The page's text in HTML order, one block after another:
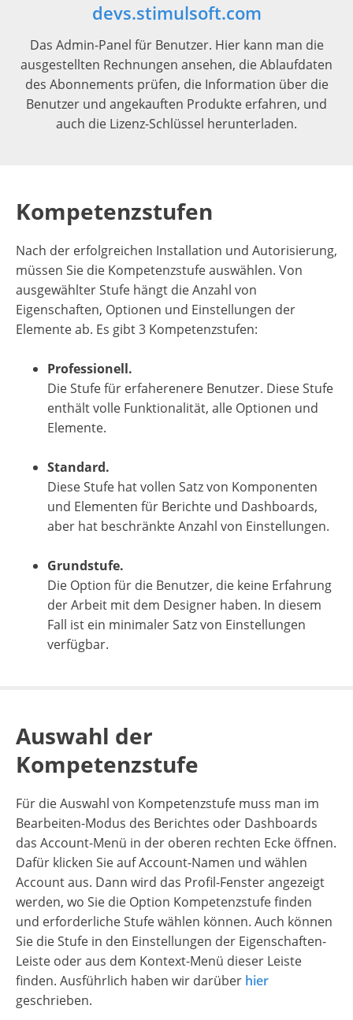
devs.stimulsoft.com
Das Admin-Panel für Benutzer. Hier kann man die
ausgestellten Rechnungen ansehen, die Ablaufdaten
des Abonnements prüfen, die Information über die
Benutzer und angekauften Produkte erfahren, und
auch die Lizenz-Schlüssel herunterladen.
Kompetenzstufen
Nach der erfolgreichen Installation und Autorisierung,
müssen Sie die Kompetenzstufe auswählen. Von
ausgewählter Stufe hängt die Anzahl von
Eigenschaften, Optionen und Einstellungen der
Elemente ab. Es gibt 3 Kompetenzstufen:
Professionell.
Die Stufe für erfaherenere Benutzer. Diese Stufe
enthält volle Funktionalität, alle Optionen und
Elemente.
Standard.
Diese Stufe hat vollen Satz von Komponenten
und Elementen für Berichte und Dashboards,
aber hat beschränkte Anzahl von Einstellungen.
Grundstufe.
Die Option für die Benutzer, die keine Erfahrung
der Arbeit mit dem Designer haben. In diesem
Fall ist ein minimaler Satz von Einstellungen
verfügbar.
Auswahl der
Kompetenzstufe
Für die Auswahl von Kompetenzstufe muss man im
Bearbeiten-Modus des Berichtes oder Dashboards
das Account-Menü in der oberen rechten Ecke öffnen.
Dafür klicken Sie auf Account-Namen und wählen
Account aus. Dann wird das Profil-Fenster angezeigt
werden, wo Sie die Option Kompetenzstufe finden
und erforderliche Stufe wählen können. Auch können
Sie die Stufe in den Einstellungen der Eigenschaften-
Leiste oder aus dem Kontext-Menü dieser Leiste
finden. Ausführlich haben wir darüber hier
geschrieben.